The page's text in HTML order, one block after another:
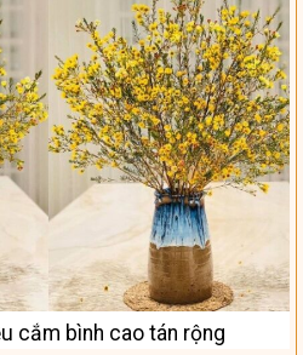
cắm bình cao tán rộng